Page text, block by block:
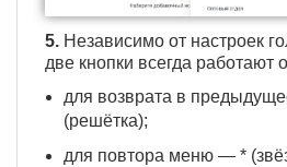
5. Независимо от настроек
две кнопки всегда работают
для возврата в
(решётка);
для повтора меню — *